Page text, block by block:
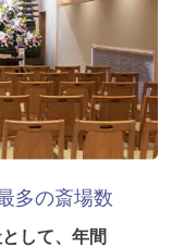
多の斎場数
して、年間